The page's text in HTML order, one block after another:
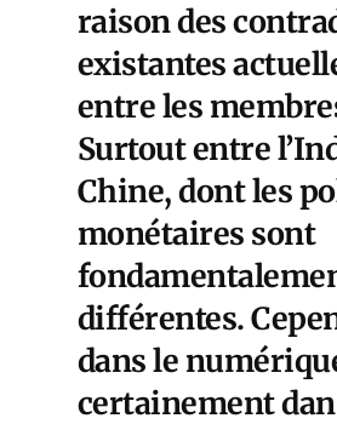
raison des
existantes
entre les
Surtout entre
Chine, dont les
monétaires sont
différentes.
dans le
certainement